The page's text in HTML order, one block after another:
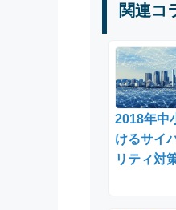
関連コ
2018年中
けるサイ
リティ対